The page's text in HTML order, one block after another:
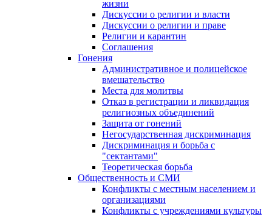
жизни
Дискуссии о религии и власти
Дискуссии о религии и праве
Религии и карантин
Соглашения
Гонения
Административное и полицейское
вмешательство
Места для молитвы
Отказ в регистрации и ликвидация
религиозных объединений
Защита от гонений
Негосударственная дискриминация
Дискриминация и борьба с
"сектантами"
Теоретическая борьба
Общественность и СМИ
Конфликты с местным населением и
организациями
Конфликты с учреждениями культуры